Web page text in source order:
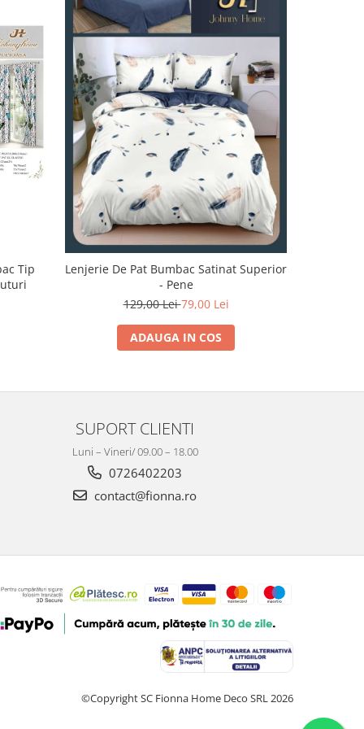
Tip
Lenjerie De Pat Bumbac Satinat Superior
- Pene
129,00 Lei79,00 Lei
ADAUGA IN COS
SUPORT CLIENTI
Luni – Vineri/ 09.00 – 18.00
0726402203
contact@fionna.ro
©Copyright SC Fionna Home Deco SRL 2026